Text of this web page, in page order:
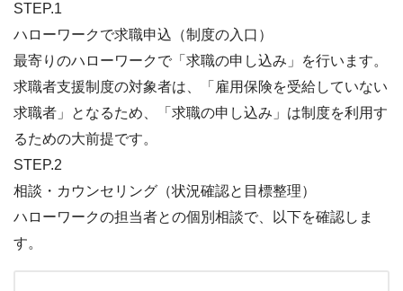
STEP.1
ハローワークで求職申込（制度の入口）
最寄りのハローワークで「求職の申し込み」を行います。
求職者支援制度の対象者は、「雇用保険を受給していない
求職者」となるため、「求職の申し込み」は制度を利用す
るための大前提です。
STEP.2
相談・カウンセリング（状況確認と目標整理）
ハローワークの担当者との個別相談で、以下を確認しま
す。